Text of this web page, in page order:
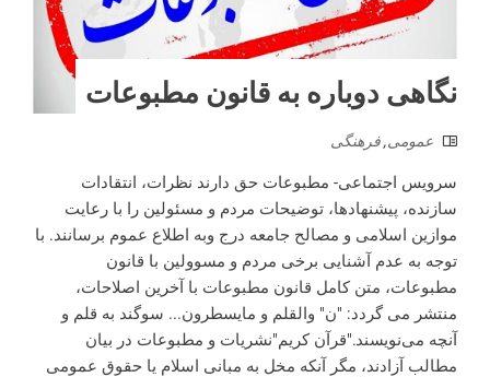
نگاهی دوباره به قانون مطبوعات
عمومی,فرهنگی
سرویس اجتماعی- مطبوعات حق دارند نظرات، انتقادات
سازنده، پیشنهادها، توضیحات مردم و مسئولین را با رعایت
موازین اسلامی و مصالح جامعه درج و‌به اطلاع عموم برسانند. با
توجه به عدم آشنایی برخی مردم و مسوولین با قانون
مطبوعات، متن کامل قانون مطبوعات با آخرین اصلاحات،
منتشر می گردد: "ن" والقلم و مایسطرون... سوگند به قلم و
آنچه می‌نویسند."‌قرآن کریم"‌نشریات و مطبوعات در بیان
مطالب آزادند، مگر آنکه مخل به مبانی اسلام یا حقوق عمومی